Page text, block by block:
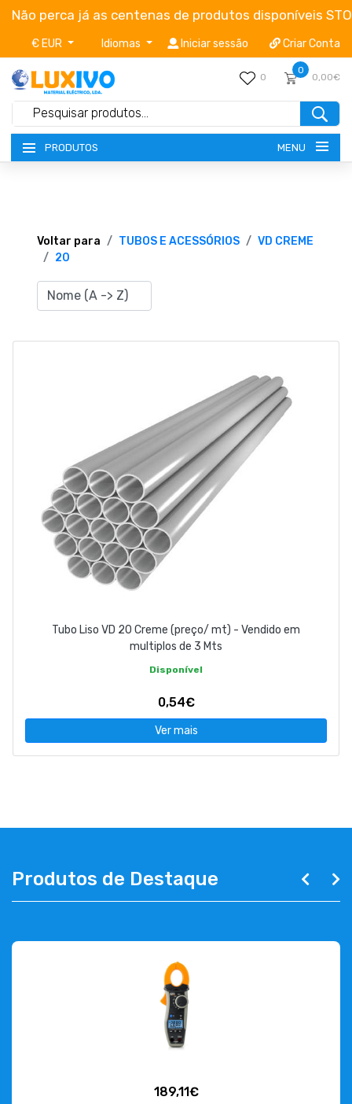
Não perca já as centenas de produtos disponíveis
€ EUR Idiomas Iniciar sessão Criar Conta
0
0
0,00€
PRODUTOS MENU
TERMOS E CONDIÇÕES
geral@luxivo.pt
Voltar para TUBOS E ACESSÓRIOS
VD CREME
20
Tubo Liso VD 20 Creme (preço/ mt) - Vendido em
multiplos de 3 Mts
Disponível
0,54€
Ver mais
Produtos de Destaque
189,11€